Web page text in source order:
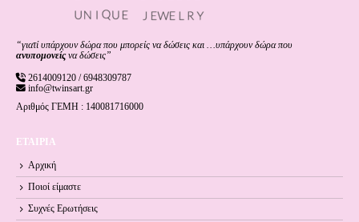
“γιατί υπάρχουν δώρα που μπορείς να δώσεις και …υπάρχουν δώρα που
ανυπομονείςνα δώσεις”
2614009120 / 6948309787
info@twinsart.gr
Αριθμός ΓΕΜΗ : 140081716000
ΕΤΑΙΡΙΑ
Αρχική
Ποιοί είμαστε
Συχνές Ερωτήσεις